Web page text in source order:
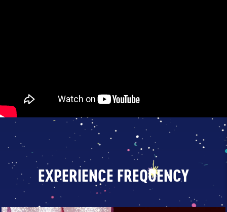
EXPERIENCE FREQUENCY